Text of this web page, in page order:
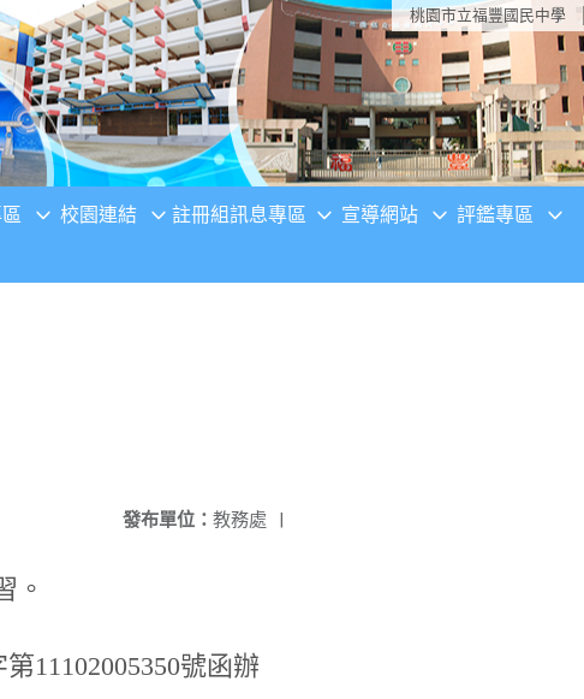
桃園市立福豐國民中學
校園連結 註冊組訊息專區 宣導網站 評鑑專區
發布單位： 教務處 |
。
11102005350號函辦